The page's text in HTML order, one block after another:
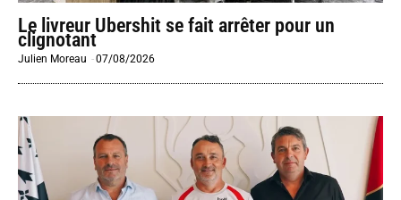
Le livreur Ubershit se fait arrêter pour un
clignotant
Julien Moreau -07/08/2026